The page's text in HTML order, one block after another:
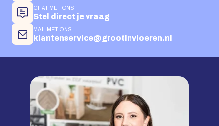
CHAT MET ONS
Stel direct je vraag
MAIL MET ONS
klantenservice@grootinvloeren.nl